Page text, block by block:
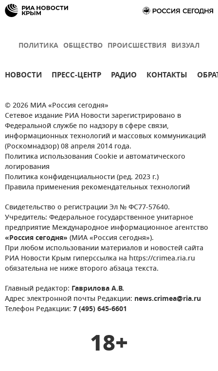
ПОЛИТИКА ОБЩЕСТВО ПРОИСШЕСТВИЯ ВИЗУАЛ
НОВОСТИ ПРЕСС-ЦЕНТР РАДИО КОНТАКТЫ
© 2026 МИА «Россия сегодня»
Сетевое издание РИА Новости зарегистрировано в
Федеральной службе по надзору в сфере связи,
информационных технологий и массовых коммуникаций
(Роскомнадзор) 08 апреля 2014 года.
Политика использования Cookie и автоматического
логирования
Политика конфиденциальности (ред. 2023 г.)
Правила применения рекомендательных технологий
Свидетельство о регистрации Эл № ФС77-57640.
Учредитель: Федеральное государственное унитарное
предприятие Международное информационное агентство
«Россия сегодня» (МИА «Россия сегодня»).
При любом использовании материалов и новостей сайта
РИА Новости Крым гиперссылка на https://crimea.ria.ru
обязательна не ниже второго абзаца текста.
Главный редактор: Гаврилова А.В.
Адрес электронной почты Редакции: news.crimea@ria.ru
Телефон Редакции: 7 (495) 645-6601
18+